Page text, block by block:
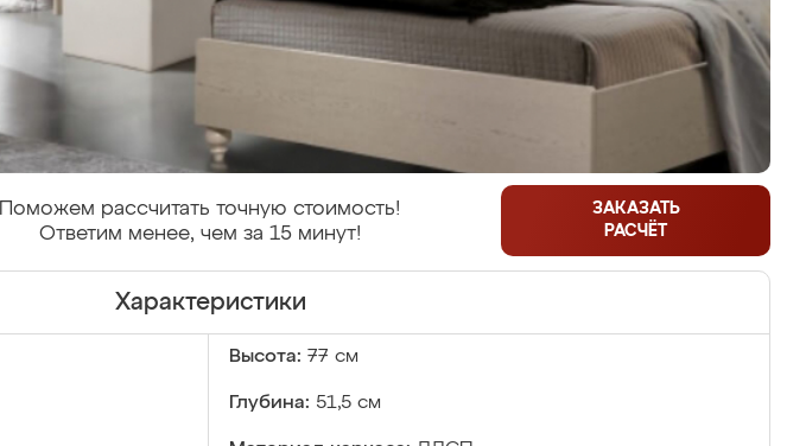
Поможем рассчитать точную стоимость!
Ответим менее, чем за 15 минут!
ЗАКАЗАТЬ
РАСЧЁТ
Характеристики
Высота: 77 см
Глубина: 51,5 см